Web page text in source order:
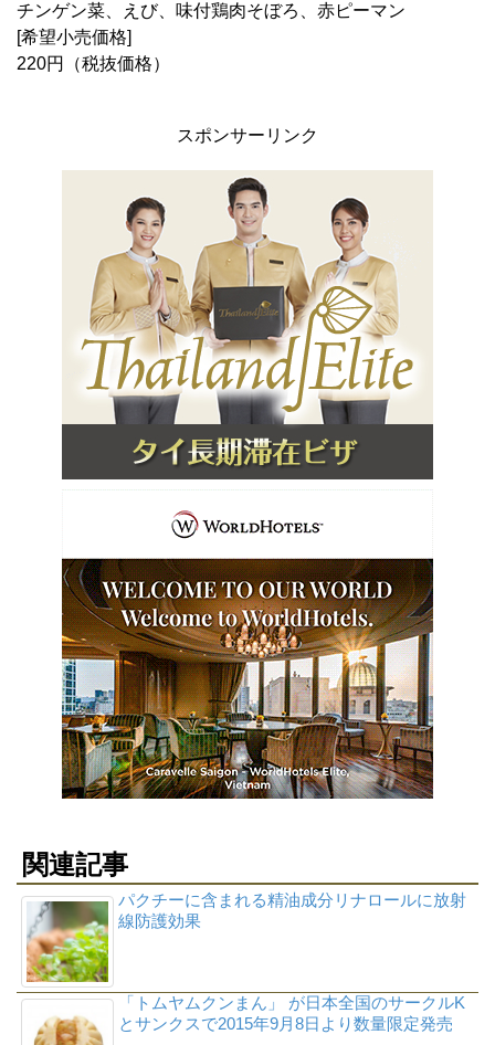
チンゲン菜、えび、味付鶏肉そぼろ、赤ピーマン
[希望小売価格]
220円（税抜価格）
スポンサーリンク
関連記事
パクチーに含まれる精油成分リナロールに放射
線防護効果
「トムヤムクンまん」 が日本全国のサークルK
とサンクスで2015年9月8日より数量限定発売